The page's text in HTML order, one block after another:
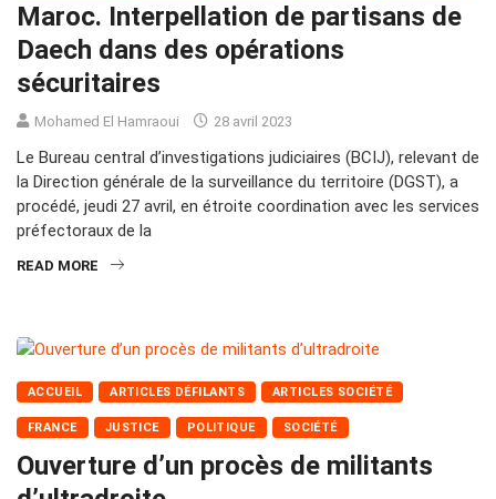
Maroc. Interpellation de partisans de
Daech dans des opérations
sécuritaires
Mohamed El Hamraoui 28 avril 2023
Le Bureau central d’investigations judiciaires (BCIJ), relevant de
la Direction générale de la surveillance du territoire (DGST), a
procédé, jeudi 27 avril, en étroite coordination avec les services
préfectoraux de la
READ MORE
ACCUEIL ARTICLES DÉFILANTS ARTICLES SOCIÉTÉ
FRANCE JUSTICE POLITIQUE SOCIÉTÉ
Ouverture d’un procès de militants